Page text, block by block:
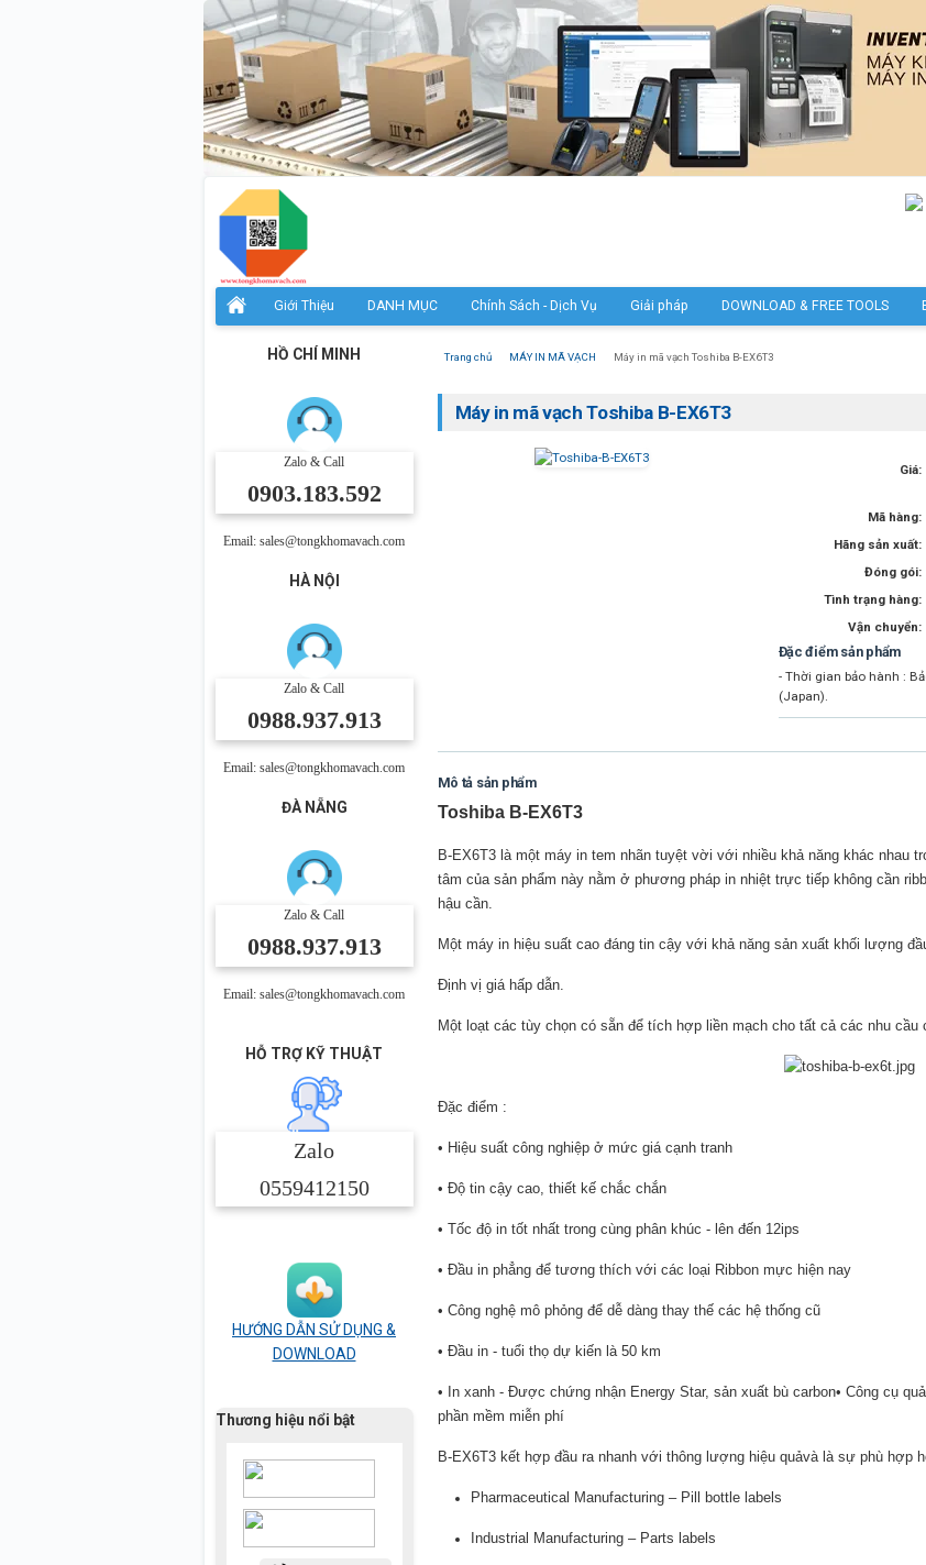
Giới Thiệu DANH MỤC Chính Sách - Dịch Vụ Giải pháp DOWNLOAD & FREE TOOLS
HỒ CHÍ MINH
Zalo & Call
0903.183.592
Email: sales@tongkhomavach.com
HÀ NỘI
Zalo & Call
0988.937.913
Email: sales@tongkhomavach.com
ĐÀ NẴNG
Zalo & Call
0988.937.913
Email: sales@tongkhomavach.com
HỖ TRỢ KỸ THUẬT
Zalo
0559412150
HƯỚNG DẪN SỬ DỤNG &
DOWNLOAD
Thương hiệu nổi bật
Trang chủ MÁY IN MÃ VẠCH Máy in mã vạch Toshiba B-EX6T3
Máy in mã vạch Toshiba B-EX6T3
Giá:
Mã hàng:
Hãng sản xuất:
Đóng gói:
Tình trạng hàng:
Vận chuyển:
Đặc điểm sản phẩm
- Thời gian bảo hành :
(Japan).
Mô tả sản phẩm
Toshiba B-EX6T3
B-EX6T3 là một máy in tem nhãn tuyệt vời với nhiều khả năng khác nhau
tâm của sản phẩm này nằm ở phương pháp in nhiệt trực tiếp không cần
hậu cần.
Một máy in hiệu suất cao đáng tin cậy với khả năng sản xuất khối lượng
Định vị giá hấp dẫn.
Một loạt các tùy chọn có sẵn để tích hợp liền mạch cho tất cả các nhu cầu
Đặc điểm :
• Hiệu suất công nghiệp ở mức giá cạnh tranh
• Độ tin cậy cao, thiết kế chắc chắn
• Tốc độ in tốt nhất trong cùng phân khúc - lên đến 12ips
• Đầu in phẳng để tương thích với các loại Ribbon mực hiện nay
• Công nghệ mô phỏng để dễ dàng thay thế các hệ thống cũ
• Đầu in - tuổi thọ dự kiến là 50 km
• In xanh - Được chứng nhận Energy Star, sản xuất bù carbon• Công cụ
phần mềm miễn phí
B-EX6T3 kết hợp đầu ra nhanh với thông lượng hiệu quảvà là sự phù hợp
Pharmaceutical Manufacturing – Pill bottle labels
Industrial Manufacturing – Parts labels